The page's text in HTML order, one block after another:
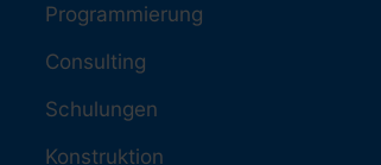
Programmierung
Consulting
Schulungen
Konstruktion